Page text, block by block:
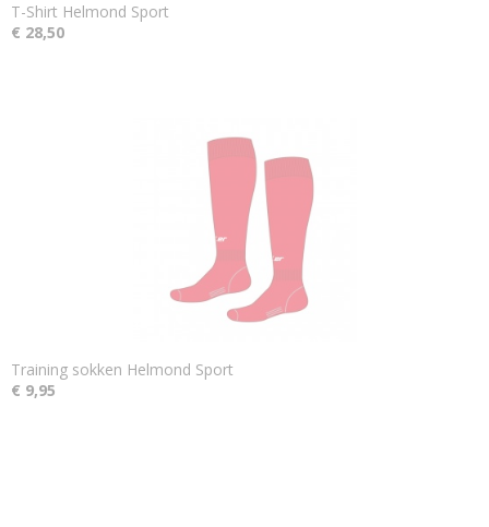
T-Shirt Helmond Sport
€ 28,50
Training sokken Helmond Sport
€ 9,95